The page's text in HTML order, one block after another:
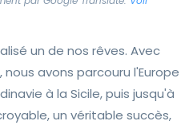
un de nos rêves. Avec
avons parcouru l'Europe
à la Sicile, puis jusqu'à
un véritable succès,